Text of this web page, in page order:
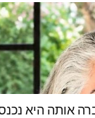
אותה היא